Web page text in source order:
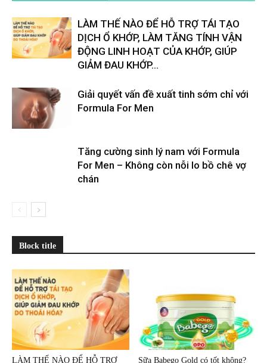
LÀM THẾ NÀO ĐỂ HỖ TRỢ TÁI TẠO
DỊCH Ổ KHỚP, LÀM TĂNG TÍNH VẬN
ĐỘNG LINH HOẠT CỦA KHỚP, GIÚP
GIẢM ĐAU KHỚP...
Giải quyết vấn đề xuất tinh sớm chỉ với
Formula For Men
Tăng cường sinh lý nam với Formula
For Men – Không còn nỗi lo bồ chê vợ
chán
Block title
LÀM THẾ NÀO ĐỂ HỖ TRỢ
Sữa Babego Gold có tốt không?